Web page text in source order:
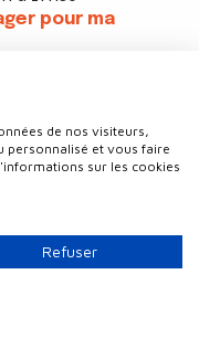
pour ma
de nos visiteurs,
personnalisé et vous faire
sur les cookies
Refuser